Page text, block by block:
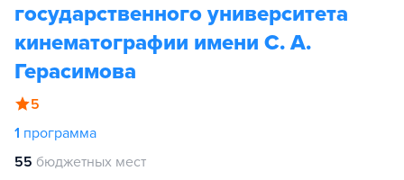
государственного университета
кинематографии имени С. А.
Герасимова
5
1 программа
55 бюджетных мест